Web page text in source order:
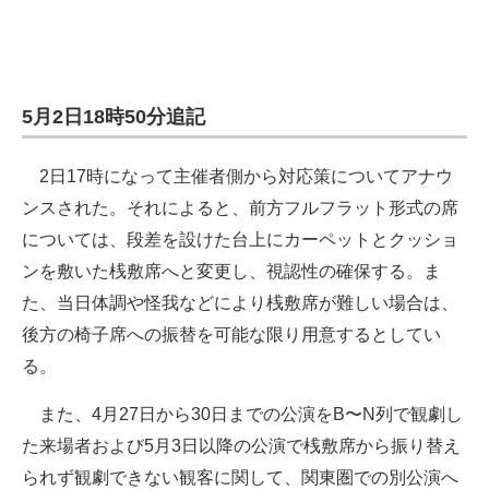
5月2日18時50分追記
2日17時になって主催者側から対応策についてアナウ
ンスされた。それによると、前方フルフラット形式の席
については、段差を設けた台上にカーペットとクッショ
ンを敷いた桟敷席へと変更し、視認性の確保する。ま
た、当日体調や怪我などにより桟敷席が難しい場合は、
後方の椅子席への振替を可能な限り用意するとしてい
る。
また、4月27日から30日までの公演をB〜N列で観劇し
た来場者および5月3日以降の公演で桟敷席から振り替え
られず観劇できない観客に関して、関東圏での別公演へ